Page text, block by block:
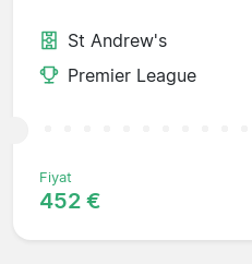
St Andrew's
Premier League
Fiyat
452 €